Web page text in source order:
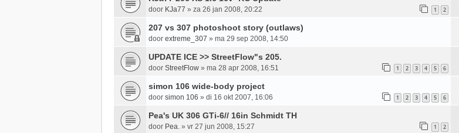
door KJa77 » za 26 jan 2008, 20:22 1 2
207 vs 307 photoshoot story (outlaws)
door extreme_307 » ma 29 sep 2008, 14:50
UPDATE ICE >> StreetFlow"s 205.
door StreetFlow » ma 28 apr 2008, 16:51 1 2 3 4 5 6
simon 106 wide-body project
door simon 106 » di 16 okt 2007, 16:06 1 2 3 4 5 6
Pea's UK 306 GTi-6// 16in Schmidt TH
door Pea. » vr 27 jun 2008, 15:27 1 2